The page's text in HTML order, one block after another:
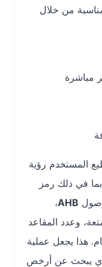
من خلال
رؤية
ذلك رمز
AHB
المقاعد
يجعل عملية
عن أرخص